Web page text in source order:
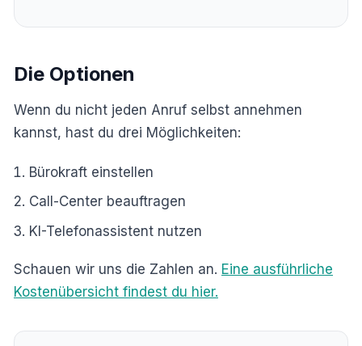
Die Optionen
Wenn du nicht jeden Anruf selbst annehmen
kannst, hast du drei Möglichkeiten:
Bürokraft einstellen
Call-Center beauftragen
KI-Telefonassistent nutzen
Schauen wir uns die Zahlen an. Eine ausführliche
Kostenübersicht findest du hier.